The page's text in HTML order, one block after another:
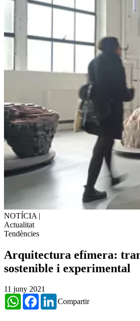
NOTÍCIA |
Actualitat
Tendències
Arquitectura efímera:
sostenible i experimental
11 juny 2021
Compartir
WhatsAppFacebookLinkedIn